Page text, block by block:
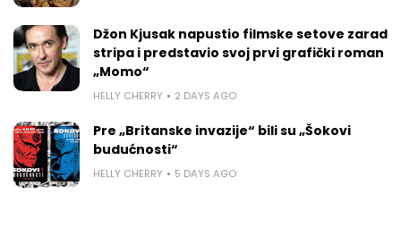
Džon Kjusak napustio filmske setove zarad
stripa i predstavio svoj prvi grafički roman
„Momo“
HELLY CHERRY 2 DAYS AGO
Pre „Britanske invazije“ bili su „Šokovi
budućnosti“
HELLY CHERRY 5 DAYS AGO